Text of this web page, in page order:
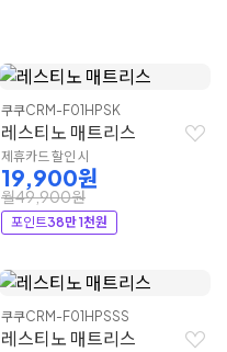
쿠쿠CRM-F01HPSK
레스티노 매트리스
제휴카드 할인 시
19,900원
월49,900원
포인트38만 1천원
쿠쿠CRM-F01HPSSS
레스티노 매트리스